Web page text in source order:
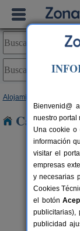
Alojamientos
Casas
Bienvenid@
nuestro portal
Una cookie o
información
visitar el
empresas
y necesarias
Cookies
el botón
publicitarias),
publicidad